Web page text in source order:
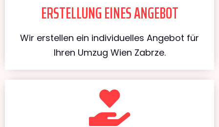
ERSTELLUNG EINES ANGEBOT
Wir erstellen ein individuelles Angebot für
Ihren Umzug Wien Zabrze.